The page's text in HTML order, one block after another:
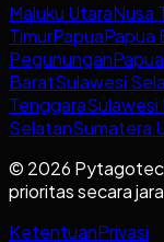
Maluku UtaraNusa
TimurPapuaPapua
Pegunungan
BaratSulawesi
TenggaraSulawesi
SelatanSumatera
© 2026
prioritas secara
KetentuanPrivasi